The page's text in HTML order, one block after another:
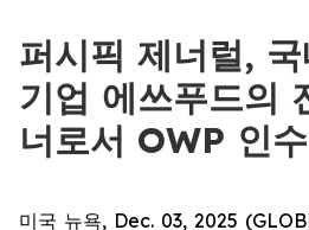
퍼시픽 제너럴,
기업 에쓰푸드의
너로서 OWP 인
미국 뉴욕, Dec. 03, 2025